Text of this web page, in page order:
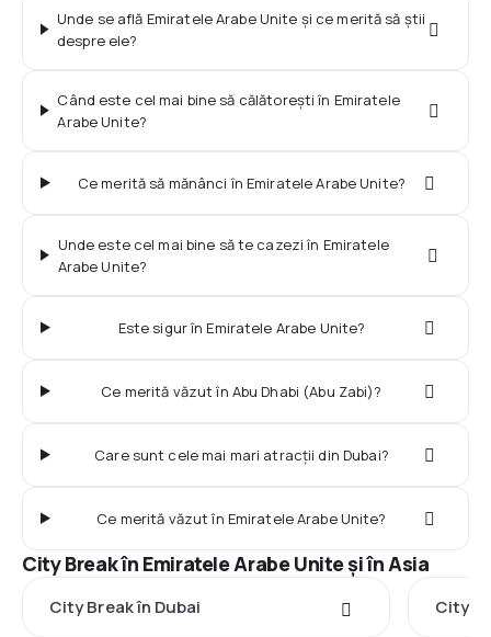
Unde se află Emiratele Arabe Unite și ce merită să știi
despre ele?
Când este cel mai bine să călătorești în Emiratele
Arabe Unite?
Ce merită să mănânci în Emiratele Arabe Unite?
Unde este cel mai bine să te cazezi în Emiratele
Arabe Unite?
Este sigur în Emiratele Arabe Unite?
Ce merită văzut în Abu Dhabi (Abu Zabi)?
Care sunt cele mai mari atracții din Dubai?
Ce merită văzut în Emiratele Arabe Unite?
City Break în Emiratele Arabe Unite şi în Asia
City Break în Dubai City